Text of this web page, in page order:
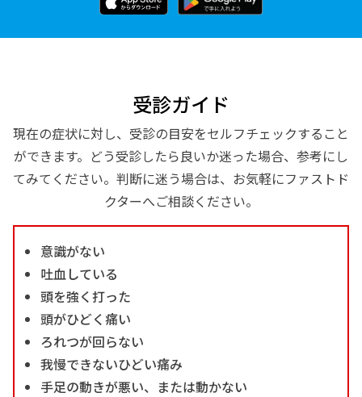
受診ガイド
現在の症状に対し、受診の目安をセルフチェックすること
ができます。どう受診したら良いか迷った場合、参考にし
てみてください。判断に迷う場合は、お気軽にファストド
クターへご相談ください。
意識がない
吐血している
頭を強く打った
頭がひどく痛い
ろれつが回らない
我慢できないひどい痛み
手足の動きが悪い、または動かない